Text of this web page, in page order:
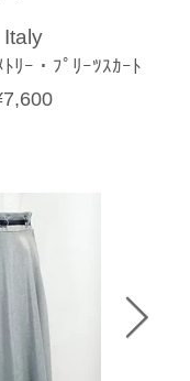
Italy
ﾄﾘｰ・ﾌﾟﾘｰﾂｽｶｰﾄ